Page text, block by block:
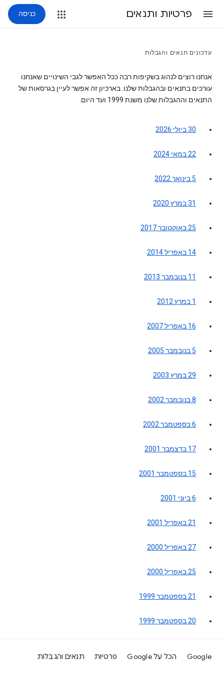
פרטיות ותנאים כניסה
עדכונים תנאים והגבלות
אנחנו רוצים לנהוג בשקיפות רבה ככל האפשר לגבי השינויים שאנחנו
עורכים בתנאים ובהגבלות שלנו. בארכיון זה אפשר לעיין בגרסאות של
התנאים וההגבלות שלנו משנת 1999 ועד היום.
30 ביולי 2026
22 במאי 2024
5 בינואר 2022
31 במרץ 2020
25 באוקטובר 2017
14 באפריל 2014
11 בנובמבר 2013
1 במרץ 2012
16 באפריל 2007
5 בנובמבר 2005
29 במרץ 2003
8 בנובמבר 2002
6 בספטמבר 2002
17 בדצמבר 2001
15 בספטמבר 2001
6 ביוני 2001
21 באפריל 2001
27 באפריל 2000
25 באפריל 2000
21 בספטמבר 1999
20 בספטמבר 1999
Google הכל על Google פרטיות תנאים והגבלות